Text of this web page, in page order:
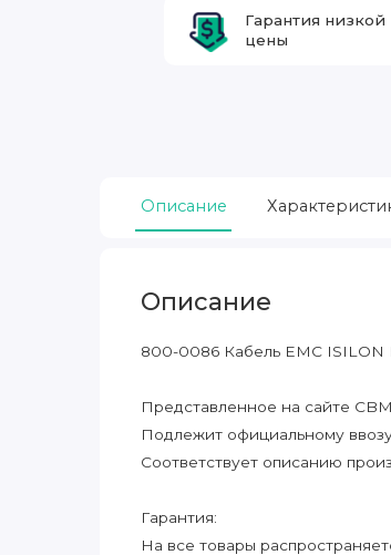
Гарантия низкой
цены
Описание
Описание
800-0086 Кабель EMC ISILON
Представленное на сайте
Подлежит официальному
Соответствует описанию
Гарантия:
На все товары